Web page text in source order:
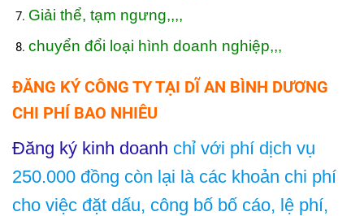
Giải thể, tạm ngưng,,,,
chuyển đổi loại hình doanh nghiệp,,,
ĐĂNG KÝ CÔNG TY TẠI DĨ AN BÌNH DƯƠNG
CHI PHÍ BAO NHIÊU
Đăng ký kinh doanh chỉ với phí dịch vụ
250.000 đồng còn lại là các khoản chi phí
cho việc đặt dấu, công bố bố cáo, lệ phí,